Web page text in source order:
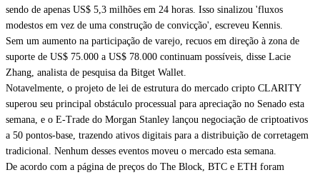
sendo de apenas US$ 5,3 milhões em 24 horas. Isso sinalizou 'fluxos
modestos em vez de uma construção de convicção', escreveu Kennis.
Sem um aumento na participação de varejo, recuos em direção à zona de
suporte de US$ 75.000 a US$ 78.000 continuam possíveis, disse Lacie
Zhang, analista de pesquisa da Bitget Wallet.
Notavelmente, o projeto de lei de estrutura do mercado cripto CLARITY
superou seu principal obstáculo processual para apreciação no Senado esta
semana, e o E-Trade do Morgan Stanley lançou negociação de criptoativos
a 50 pontos-base, trazendo ativos digitais para a distribuição de corretagem
tradicional. Nenhum desses eventos moveu o mercado esta semana.
De acordo com a página de preços do The Block, BTC e ETH foram